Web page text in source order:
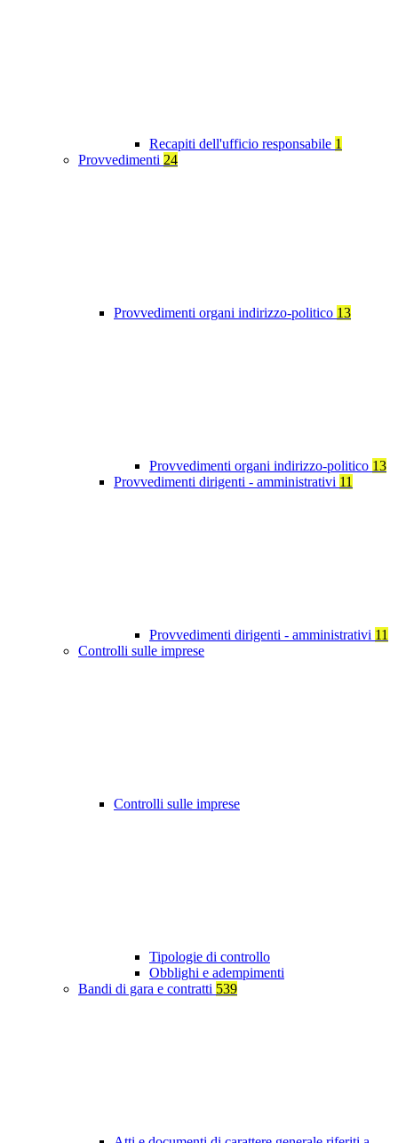
Recapiti dell'ufficio responsabile 1
Provvedimenti 24
Provvedimenti organi indirizzo-politico 13
Provvedimenti organi indirizzo-politico 13
Provvedimenti dirigenti - amministrativi 11
Provvedimenti dirigenti - amministrativi 11
Controlli sulle imprese
Controlli sulle imprese
Tipologie di controllo
Obblighi e adempimenti
Bandi di gara e contratti 539